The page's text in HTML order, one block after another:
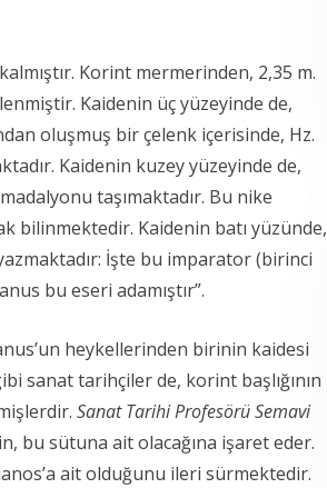
Korint mermerinden, 2,35 m.
Kaidenin üç yüzeyinde de,
oluşmuş bir çelenk içerisinde, Hz.
Kaidenin kuzey yüzeyinde de,
taşımaktadır. Bu nike
bilinmektedir. Kaidenin batı yüzünde,
İşte bu imparator (birinci
bu eseri adamıştır”.
heykellerinden birinin kaidesi
sanat tarihçiler de, korint başlığının
Sanat Tarihi Profesörü Semavi
bu sütuna ait olacağına işaret eder.
ait olduğunu ileri sürmektedir.